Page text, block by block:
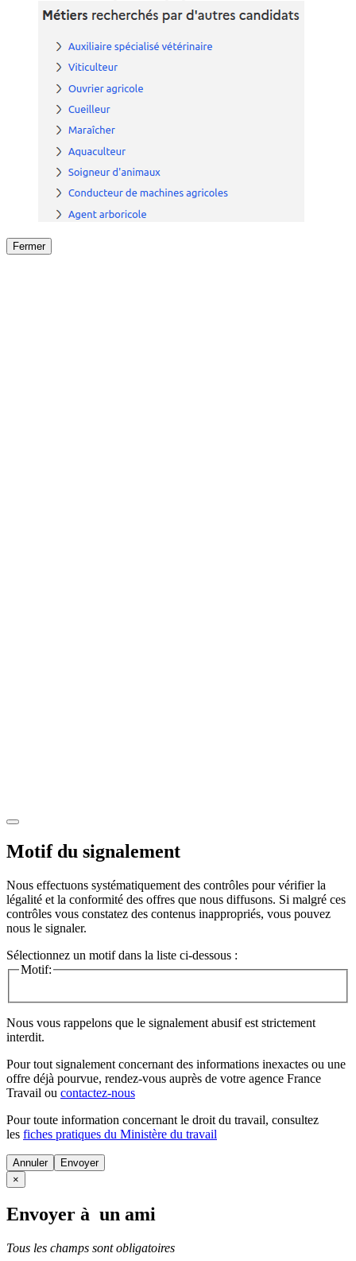
Fermer
Motif du signalement
Nous effectuons systématiquement des contrôles pour vérifier la
légalité et la conformité des offres que nous diffusons. Si malgré ces
contrôles vous constatez des contenus inappropriés, vous pouvez
nous le signaler.
Sélectionnez un motif dans la liste ci-dessous :
Motif:
Nous vous rappelons que le signalement abusif est strictement
interdit.
Pour tout signalement concernant des informations inexactes ou une
offre déjà pourvue, rendez-vous auprès de votre agence France
Travail ou contactez-nous
Pour toute information concernant le droit du travail, consultez
les fiches pratiques du Ministère du travail
Annuler
×
Envoyer à un ami
Tous les champs sont obligatoires